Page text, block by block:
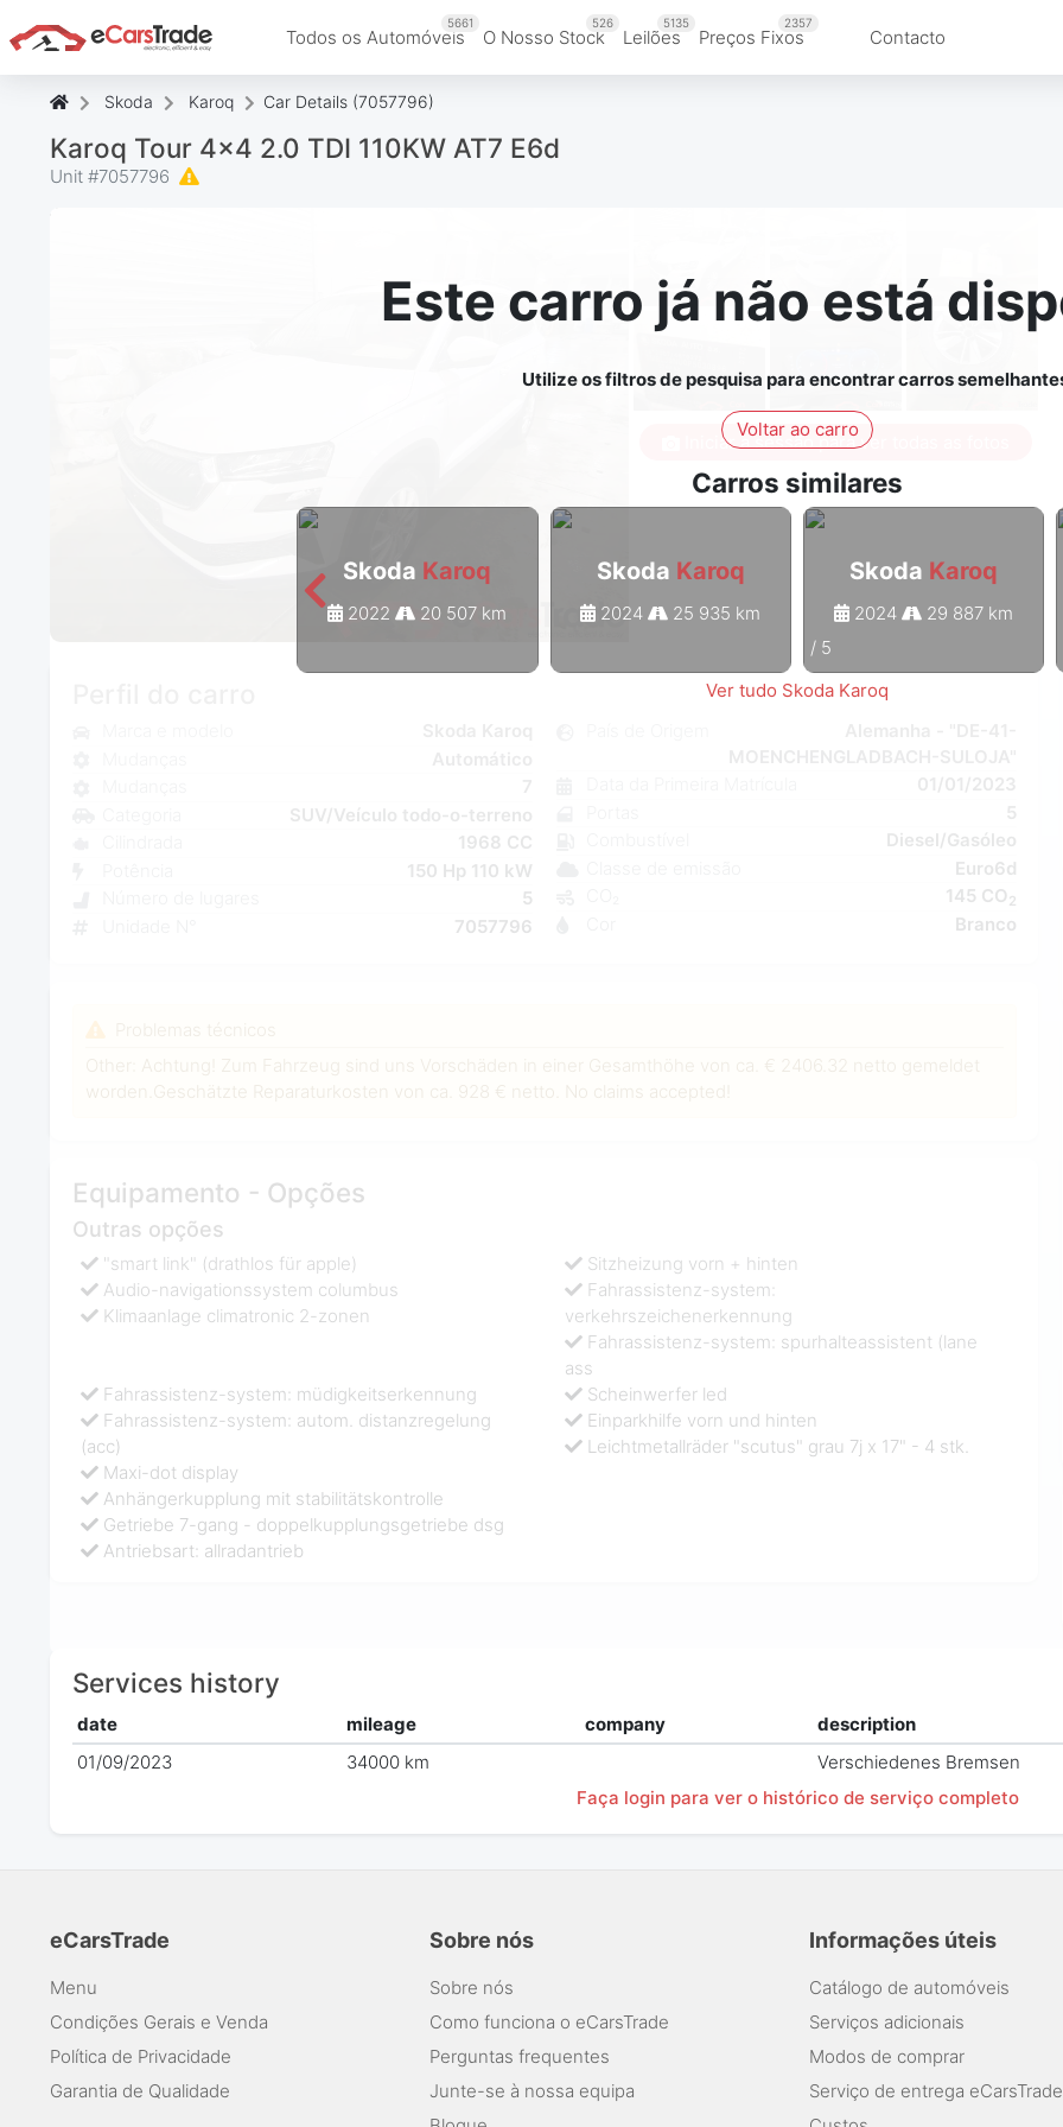
Todos os Automóveis
5661
O Nosso Stock
526
Leilões
5135
Preços Fixos
2357
Contacto
Skoda Karoq Car Details (7057796)
Karoq Tour 4x4 2.0 TDI 110KW AT7 E6d
Unit #7057796
Este carro já não está
Utilize os filtros de pesquisa para encontrar carros
Voltar ao carro
Carros similares
Skoda Karoq
2022 20 507 km
Skoda Karoq
2024 25 935 km
Skoda Karoq
2024 29 887 km
/ 5
Ver tudo Skoda Karoq
Iniciar a sessão para ver todas as fotos
SUV/Veículo todo-o-terreno
1968 CC
150 Hp 110 kW
5
7057796
5
Diesel/Gasóleo
Euro6d
145 CO 2
Branco
Other: Achtung! Zum Fahrzeug sind uns Vorschäden in einer Gesamthöhe von ca. € 2406.32 netto gemeldet
worden.Geschätzte Reparaturkosten von ca. 928 € netto. No claims accepted!
Equipamento - Opções
Outras opções
"smart link" (drathlos für apple)
Audio-navigationssystem columbus
Klimaanlage climatronic 2-zonen
Sitzheizung vorn + hinten
Fahrassistenz-system:
verkehrszeichenerkennung
Fahrassistenz-system: spurhalteassistent (lane
ass
Fahrassistenz-system: müdigkeitserkennung
Fahrassistenz-system: autom. distanzregelung
(acc)
Maxi-dot display
Scheinwerfer led
Einparkhilfe vorn und hinten
Leichtmetallräder "scutus" grau 7j x 17" - 4 stk.
Anhängerkupplung mit stabilitätskontrolle
Getriebe 7-gang - doppelkupplungsgetriebe dsg
Antriebsart: allradantrieb
Services history
date mileage company description
01/09/2023
34000 km Verschiedenes Bremsen
Faça login para ver o histórico de serviço completo
eCarsTrade
Menu
Condições Gerais e Venda
Política de Privacidade
Garantia de Qualidade
Sobre nós
Sobre nós
Como funciona o eCarsTrade
Perguntas frequentes
Junte-se à nossa equipa
Informações úteis
Catálogo de automóveis
Serviços adicionais
Modos de comprar
Serviço de entrega eCarsTrade